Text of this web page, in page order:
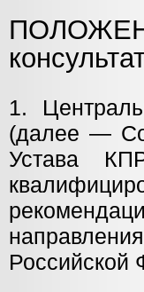
1.
(далее —
Устава
Российской